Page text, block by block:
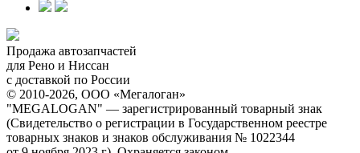
Продажа автозапчастей
для Рено и Ниссан
с доставкой по России
© 2010-2026, ООО «Мегалоган»
"MEGALOGAN" — зарегистрированный товарный знак
(Свидетельство о регистрации в Государственном реестре
товарных знаков и знаков обслуживания № 1022344